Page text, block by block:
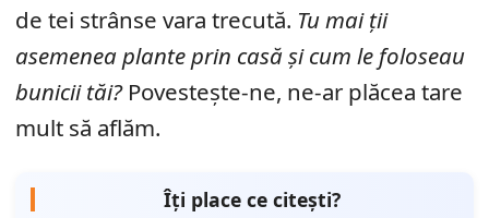
de tei strânse vara trecută. Tu mai ții
asemenea plante prin casă și cum le foloseau
bunicii tăi?Povestește-ne, ne-ar plăcea tare
mult să aflăm.
Îți place ce citești?